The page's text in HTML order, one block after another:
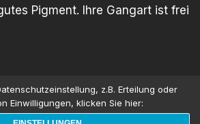
Pigment. Ihre Gangart ist frei
z.B. Erteilung oder
Einwilligungen, klicken Sie hier: